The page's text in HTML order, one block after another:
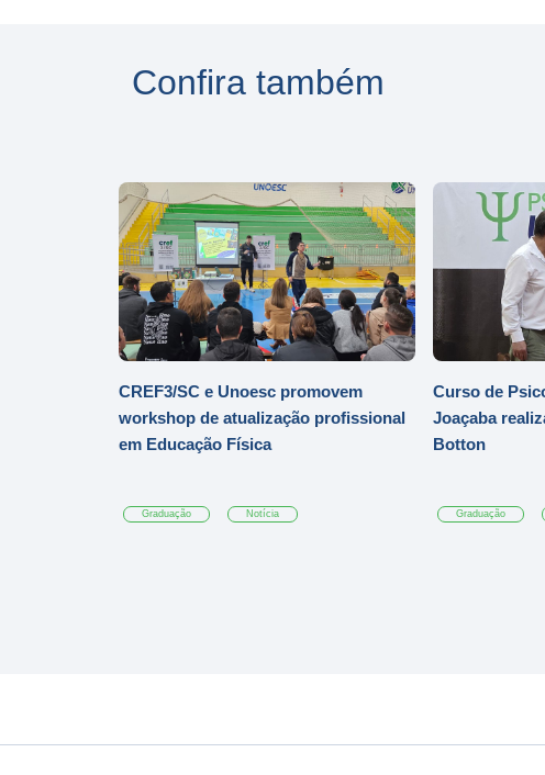
Confira também
CREF3/SC e Unoesc promovem
workshop de atualização profissional
em Educação Física
Graduação Notícia
Curso de
Joaçaba
Botton
Graduação